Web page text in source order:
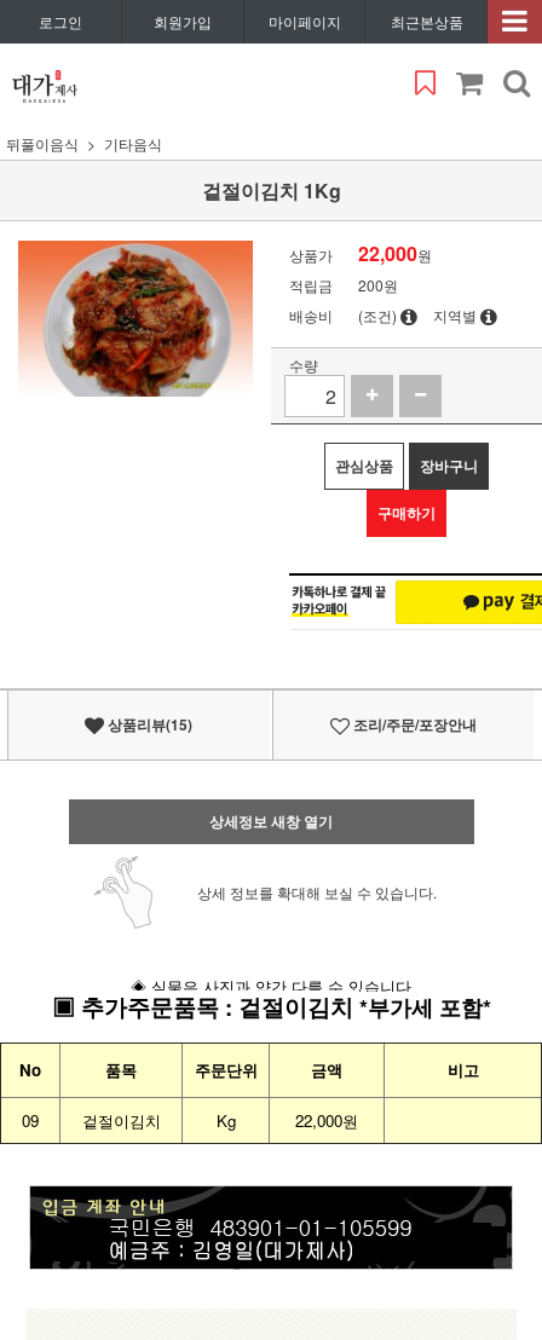
로그인 회원가입 마이페이지 최근본상품
뒤풀이음식 기타음식
겉절이김치 1Kg
상품가 22,000원
적립금
200원
배송비
(조건) 지역별
수량
관심상품 장바구니
구매하기
상품리뷰(15) 조리/주문/포장안내
상세정보 새창 열기
상세 정보를 확대해 보실 수 있습니다.
◈ 실물은 사진과 약간 다를 수 있습니다
▣ 추가주문품목: 겉절이김치 *부가세 포함*
No 품목 주문단위 금액 비고
09 겉절이김치 Kg 22,000원